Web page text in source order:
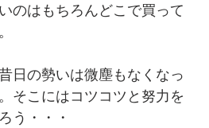
のはもちろんどこで買って
日の勢いは微塵もなくなっ
そこにはコツコツと努力を
う・・・